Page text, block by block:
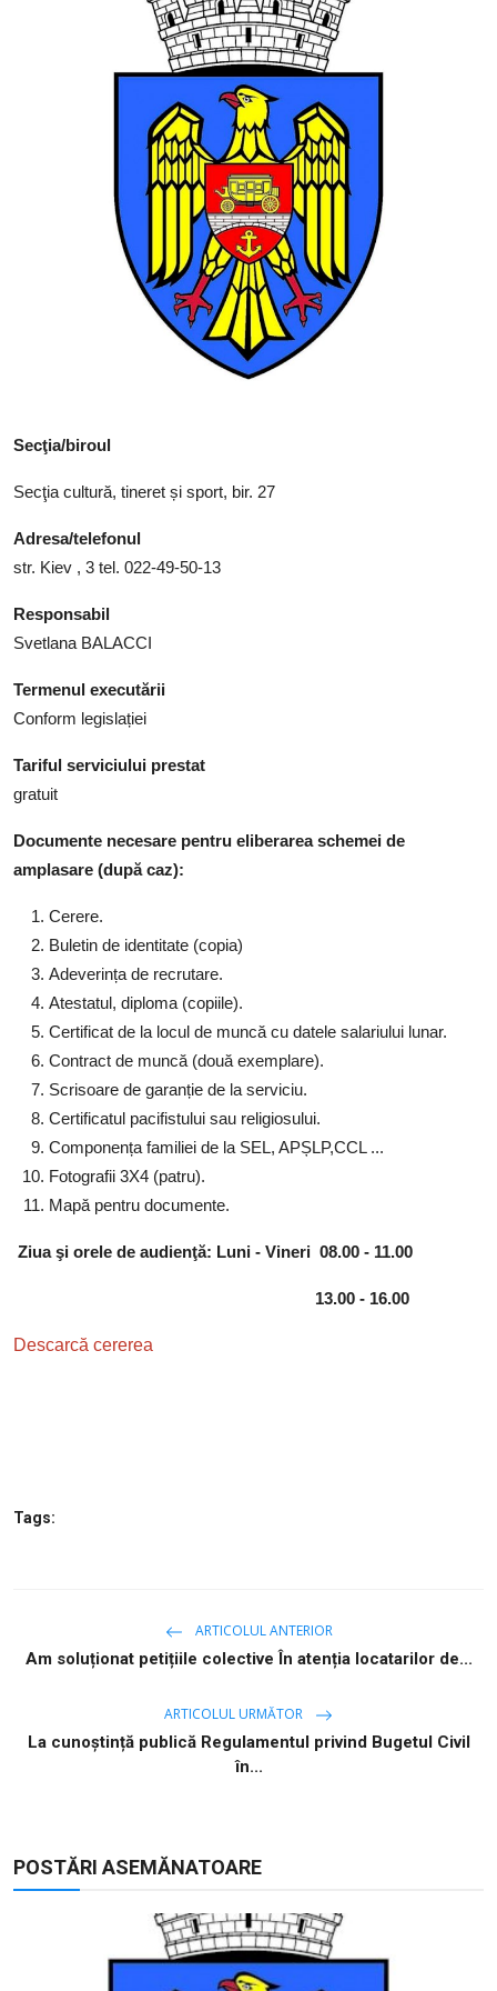
Căutați pe Internet
Secţia/biroul
Secţia cultură, tineret și sport, bir. 27
Adresa/telefonul
str. Kiev , 3 tel. 022-49-50-13
Responsabil
Svetlana BALACCI
Termenul executării
Conform legislației
Tariful serviciului prestat
gratuit
Documente necesare pentru eliberarea schemei de
amplasare (după caz):
Cerere.
Buletin de identitate (copia)
Adeverința de recrutare.
Atestatul, diploma (copiile).
Certificat de la locul de muncă cu datele salariului lunar.
Contract de muncă (două exemplare).
Scrisoare de garanție de la serviciu.
Certificatul pacifistului sau religiosului.
Componența familiei de la SEL, APȘLP,CCL ...
Fotografii 3X4 (patru).
Mapă pentru documente.
Ziua şi orele de audienţă: Luni - Vineri 08.00 - 11.00
13.00 - 16.00
Descarcă cererea
Tags:
ARTICOLUL ANTERIOR
Am soluționat petițiile colective În atenția locatarilor de...
ARTICOLUL URMĂTOR
La cunoștință publică Regulamentul privind Bugetul Civil
în...
POSTĂRI ASEMĂNATOARE